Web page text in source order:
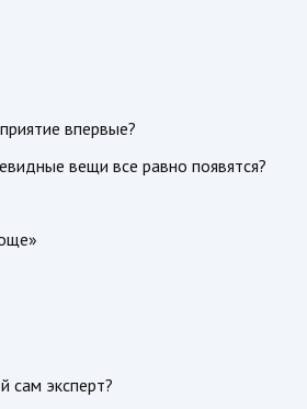
впервые?
вещи все равно появятся?
сам эксперт?